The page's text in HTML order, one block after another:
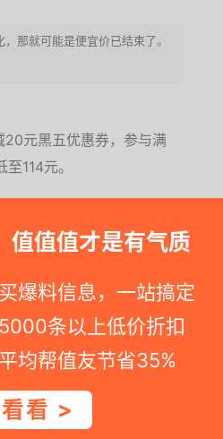
值值值才是有气质
爆料信息，一站搞定
条以上低价折扣
均帮值友节省35%
看 >
那就可能是便宜价已结束了。
元黑五优惠券，参与满
114元。
藏优惠券，先领券再下单。